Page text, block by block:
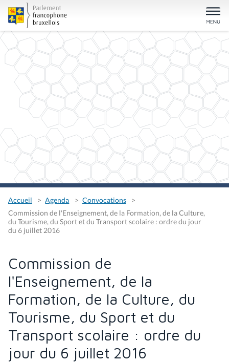
Accueil Agenda
Convocations
Commission de l'Enseignement, de la Formation, de la Culture,
du Tourisme, du Sport et du Transport scolaire : ordre du jour
du 6 juillet 2016
Commission de
l'Enseignement, de la
Formation, de la Culture, du
Tourisme, du Sport et du
Transport scolaire : ordre du
jour du 6 juillet 2016